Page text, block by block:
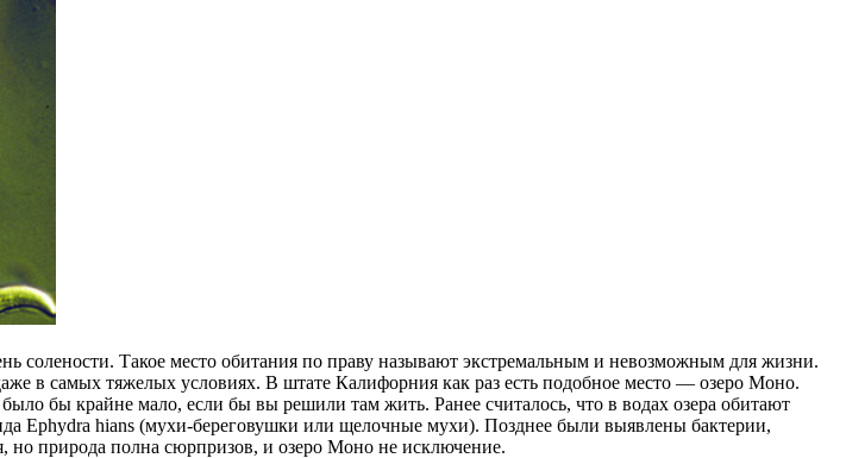
солености. Такое место обитания по праву называют экстремальным и невозможным для жизни.
в самых тяжелых условиях. В штате Калифорния как раз есть подобное место — озеро Моно.
бы крайне мало, если бы вы решили там жить. Ранее считалось, что в водах озера обитают
Ephydra hians (мухи-береговушки или щелочные мухи). Позднее были выявлены бактерии,
но природа полна сюрпризов, и озеро Моно не исключение.